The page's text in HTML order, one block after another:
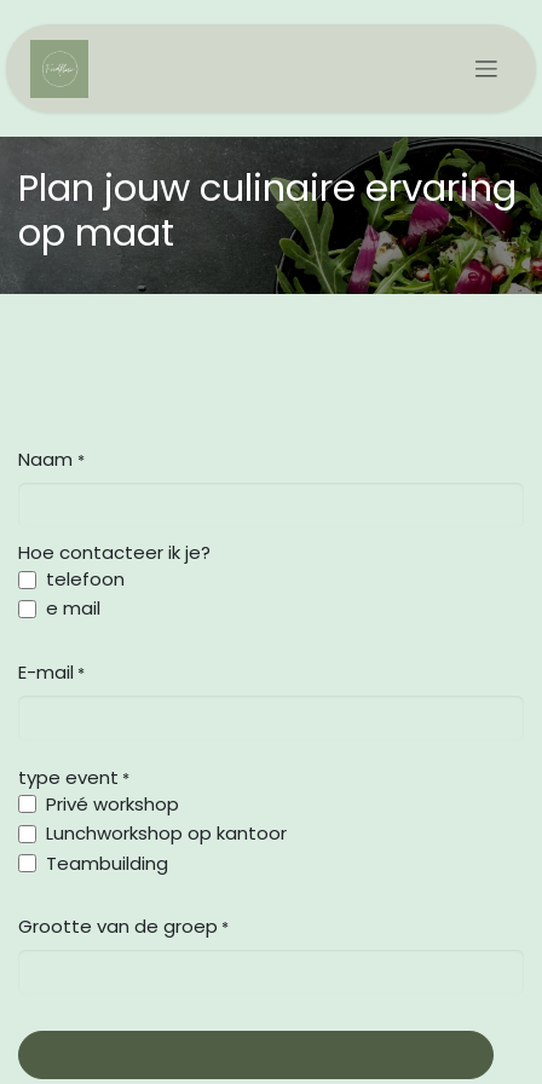
Plan jouw culinaire ervaring
op maat
Naam *
Hoe contacteer ik je?
telefoon
e mail
E-mail *
type event *
Privé workshop
Lunchworkshop op kantoor
Teambuilding
Grootte van de groep *